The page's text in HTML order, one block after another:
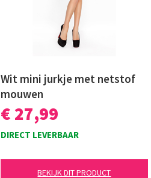
Wit mini jurkje met netstof
mouwen
€ 27,99
DIRECT LEVERBAAR
BEKIJK DIT PRODUCT